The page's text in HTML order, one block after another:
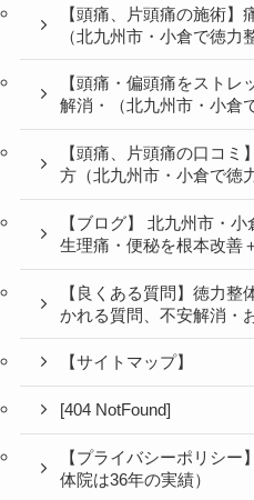
【頭痛、片頭痛の施術】
（北九州市・小倉で徳力
【頭痛・偏頭痛をスト
解消・（北九州市・小倉
【頭痛、片頭痛の口コミ
方（北九州市・小倉で徳
【ブログ】 北九州市・
生理痛・便秘を根本改善
【良くある質問】徳力
かれる質問、不安解消・
【サイトマップ】
[404 NotFound]
【プライバシーポリシ
体院は36年の実績）